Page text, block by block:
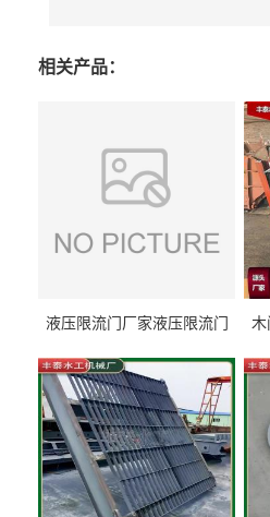
相关产品：
液压限流门厂家液压限流门
泰制造
木